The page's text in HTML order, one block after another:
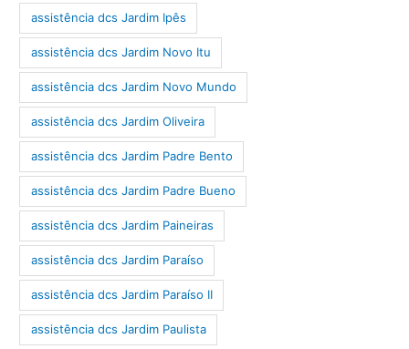
assistência dcs Jardim Ipês
assistência dcs Jardim Novo Itu
assistência dcs Jardim Novo Mundo
assistência dcs Jardim Oliveira
assistência dcs Jardim Padre Bento
assistência dcs Jardim Padre Bueno
assistência dcs Jardim Paineiras
assistência dcs Jardim Paraíso
assistência dcs Jardim Paraíso II
assistência dcs Jardim Paulista